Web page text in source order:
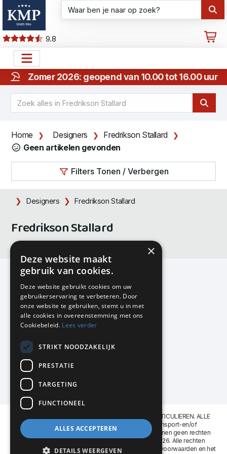
9.8
Zomer 2026: geopend van 10.00 tot 16.00 uur
Home Designers
Fredrikson Stallard
Geen artikelen gevonden
Filters Tonen / Verbergen
Designers Fredrikson Stallard
Fredrikson Stallard
KMP Kantoormeubilair
Airport Business Park
Frankfurtstraat 29-31
1175 RH Lijnden
020-617 01 26
info@kmpkantoormeubilair.nl
Facebook
Instagram
KMP Kantoormeubilair levert aan BEDRIJVEN en PARTICULIEREN. ALLE
GENOEMDE PRIJZEN ZIJN EXCL. 21% B.T.W. Transport-en/of
Montagekosten op aanvraag. Aan deze website kunnen geen rechten
worden ontleend. KMP Kantoormeubilair VOF © 2026. Alle rechten
voorbehouden. Lees voor gebruik graag de
leveringsvoorwaarden en het
×
Deze website maakt
gebruik van cookies.
Deze website gebruikt cookies om uw
gebruikerservaring te verbeteren. Door
onze website te gebruiken, stemt u in met
alle cookies in overeenstemming met ons
Cookiebeleid. Lees verder
STRIKT NOODZAKELIJK
PRESTATIE
TARGETING
FUNCTIONEEL
ALLES ACCEPTEREN
DETAILS WEERGEVEN